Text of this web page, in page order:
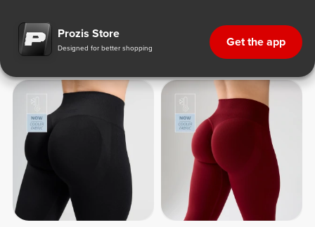
Leggings